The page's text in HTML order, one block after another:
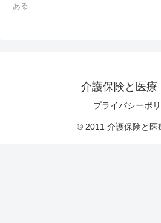
ある
介護保険と医療
プライバシーポ
© 2011 介護保険と医